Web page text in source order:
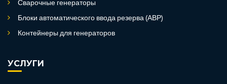
Сварочные генераторы
Блоки автоматического ввода резерва (АВР)
Контейнеры для генераторов
УСЛУГИ